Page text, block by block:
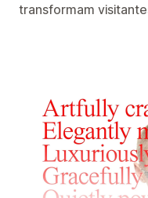
transformam